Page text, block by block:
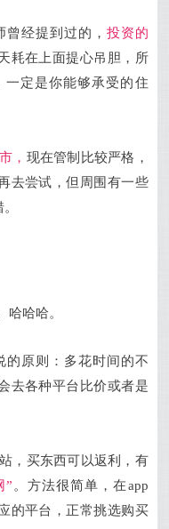
经提到过的， 投资的
耗在上面提心吊胆，所
一定是你能够承受的住
， 现在管制比较严格，
去尝试，但周围有一些
哈哈哈。
的原则：多花时间的不
去各种平台比价或者是
，买东西可以返利，有
” 。方法很简单，在app
的平台，正常挑选购买